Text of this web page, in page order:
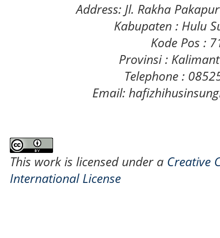
Address: Jl. Rakha
Kabupaten : Hulu
Kode Pos :
Provinsi :
Telephone :
Email:
This work is licensed under a Creative
International License